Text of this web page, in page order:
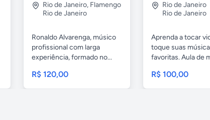
Rio de Janeiro, Flamengo
Rio de Janeiro
Ronaldo Alvarenga, músico
profissional com larga
experiência, formado no...
R$ 120,00
Rio de Janeiro
Rio de Janeiro
Aprenda a tocar
toque suas
favoritas. Aula de
R$ 100,00